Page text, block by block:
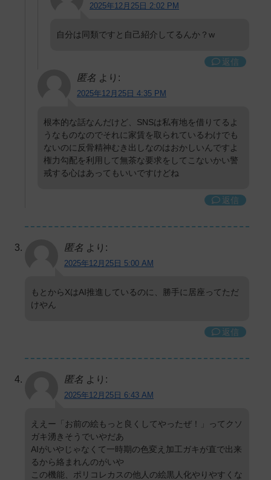
2025年12月25日 2:02 PM
自分は同類ですと自己紹介してるんか？w
返信
匿名 より:
2025年12月25日 4:35 PM
根本的な話なんだけど、SNSは私有地を借りてるよ
うなものなのでそれに家賃を取られているわけでも
ないのに反骨精神むき出しなのはおかしいんですよ
権力勾配を利用して無茶な要求をしてこないかい警
戒する心はあってもいいですけどね
返信
匿名 より:
2025年12月25日 5:00 AM
もとからXはAI推進しているのに、勝手に居座ってただ
けやん
返信
匿名 より:
2025年12月25日 6:43 AM
ええー「お前の絵もっと良くしてやったぜ！」ってクソ
ガキ湧きそうでいやだあ
AIがいやじゃなくて一時期の色変え加工ガキが直で出来
るから絡まれんのがいや
この機能、ポリコレカスの他人の絵黒人化やりやすくな